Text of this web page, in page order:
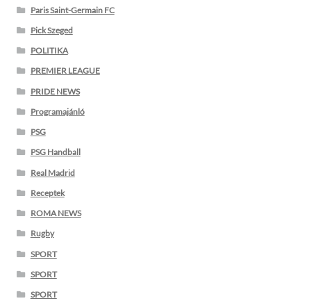
Paris Saint-Germain FC
Pick Szeged
POLITIKA
PREMIER LEAGUE
PRIDE NEWS
Programajánló
PSG
PSG Handball
Real Madrid
Receptek
ROMA NEWS
Rugby
SPORT
SPORT
SPORT